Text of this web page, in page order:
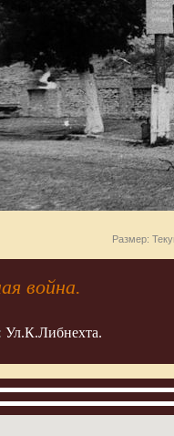
Размер:
война.
Ул.К.Либнехта.